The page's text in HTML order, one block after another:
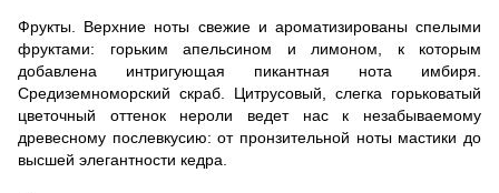
Фрукты. Верхние ноты свежие и ароматизированы спелыми
фруктами: горьким апельсином и лимоном, к которым
добавлена ​​интригующая пикантная нота имбиря.
Средиземноморский скраб. Цитрусовый, слегка горьковатый
цветочный оттенок нероли ведет нас к незабываемому
древесному послевкусию: от пронзительной ноты мастики до
высшей элегантности кедра.